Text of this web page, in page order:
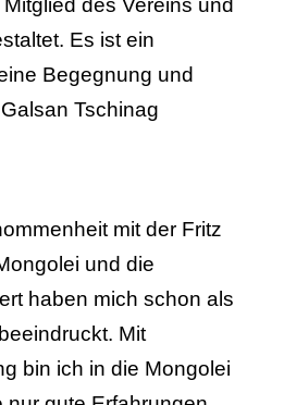
des Vereins und
Es ist ein
Begegnung und
Tschinag
mit der Fritz
und die
haben mich schon als
Mit
bin ich in die Mongolei